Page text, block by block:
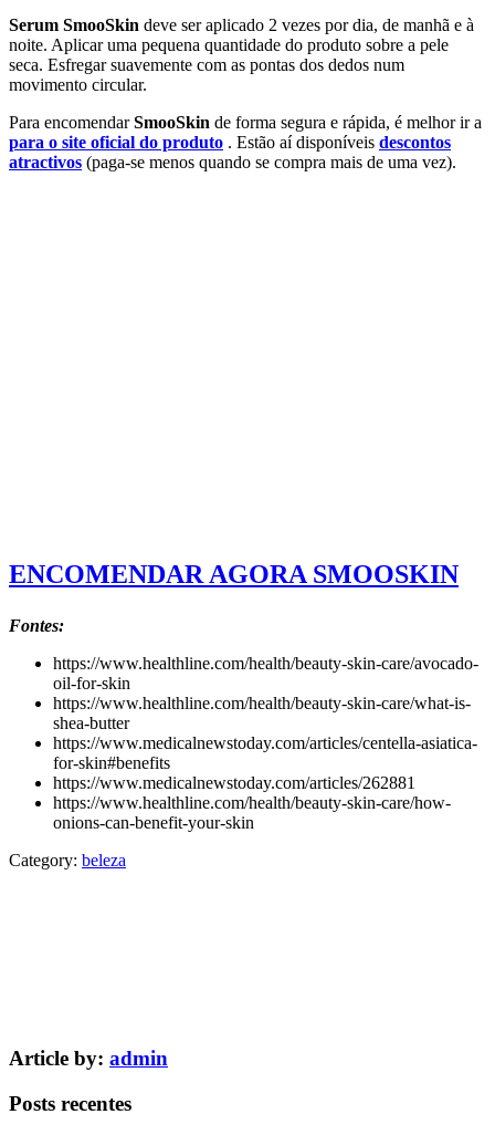
Serum SmooSkin deve ser aplicado 2 vezes por dia, de manhã e à
noite. Aplicar uma pequena quantidade do produto sobre a pele
seca. Esfregar suavemente com as pontas dos dedos num
movimento circular.
Para encomendarSmooSkin de forma segura e rápida, é melhor ir a
para o site oficial do produto . Estão aí disponíveis descontos
atractivos (paga-se menos quando se compra mais de uma vez).
ENCOMENDAR AGORA SMOOSKIN
Fontes:
https://www.healthline.com/health/beauty-skin-care/avocado-
oil-for-skin
https://www.healthline.com/health/beauty-skin-care/what-is-
shea-butter
https://www.medicalnewstoday.com/articles/centella-asiatica-
for-skin#benefits
https://www.medicalnewstoday.com/articles/262881
https://www.healthline.com/health/beauty-skin-care/how-
onions-can-benefit-your-skin
Category: beleza
Article by: admin
Posts recentes